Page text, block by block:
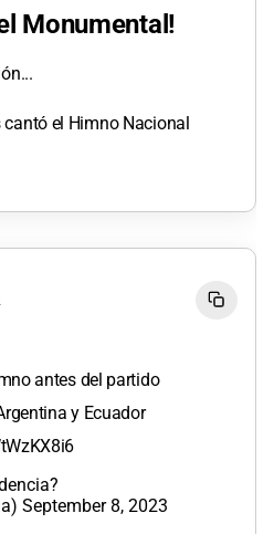
Monumental!
el Himno Nacional
antes del partido
y Ecuador
September 8, 2023